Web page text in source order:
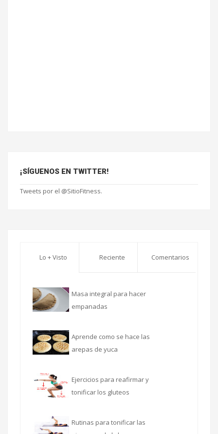
¡SÍGUENOS EN TWITTER!
Tweets por el @SitioFitness.
Lo + Visto Reciente Comentarios
Masa integral para hacer
empanadas
Aprende como se hace las
arepas de yuca
Ejercicios para reafirmar y
tonificar los gluteos
Rutinas para tonificar las